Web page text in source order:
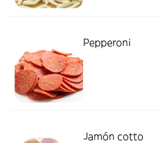
Pepperoni
Jamón cotto